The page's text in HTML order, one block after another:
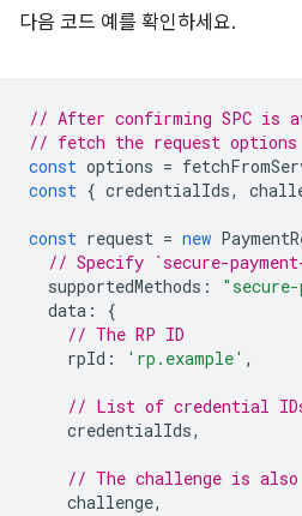
다음 코드 예를 확인하세요.
// After confirming SPC is
// fetch the request
const options =
const { credentialIds,
const request = new
// Specify `secure-
supportedMethods :
data :
{
// The RP ID
rpId : 'rp.example' ,
// List of credential
credentialIds,
// The challenge is
challenge,